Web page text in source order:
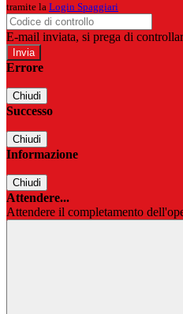
tramite la Login Spaggiari
E-mail inviata, si prega di
Errore
Chiudi
Successo
Chiudi
Informazione
Chiudi
Attendere...
Attendere il completamento